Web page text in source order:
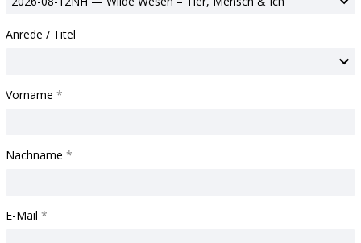
Anrede / Titel
Vorname
Nachname
E-Mail